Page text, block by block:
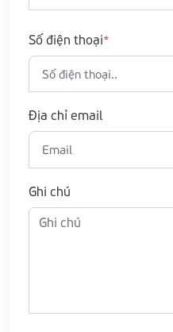
Số điện thoại
Địa chỉ email
Ghi chú